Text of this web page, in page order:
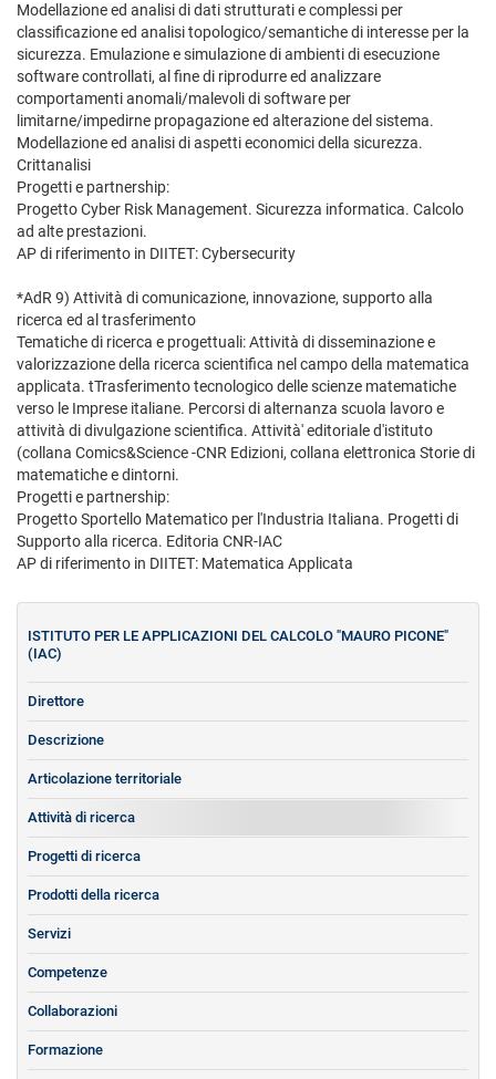
Modellazione ed analisi di dati strutturati e complessi per
classificazione ed analisi topologico/semantiche di interesse per la
sicurezza. Emulazione e simulazione di ambienti di esecuzione
software controllati, al fine di riprodurre ed analizzare
comportamenti anomali/malevoli di software per
limitarne/impedirne propagazione ed alterazione del sistema.
Modellazione ed analisi di aspetti economici della sicurezza.
Crittanalisi
Progetti e partnership:
Progetto Cyber Risk Management. Sicurezza informatica. Calcolo
ad alte prestazioni.
AP di riferimento in DIITET: Cybersecurity
*AdR 9) Attività di comunicazione, innovazione, supporto alla
ricerca ed al trasferimento
Tematiche di ricerca e progettuali: Attività di disseminazione e
valorizzazione della ricerca scientifica nel campo della matematica
applicata. tTrasferimento tecnologico delle scienze matematiche
verso le Imprese italiane. Percorsi di alternanza scuola lavoro e
attività di divulgazione scientifica. Attività' editoriale d'istituto
(collana Comics&Science -CNR Edizioni, collana elettronica Storie di
matematiche e dintorni.
Progetti e partnership:
Progetto Sportello Matematico per l'Industria Italiana. Progetti di
Supporto alla ricerca. Editoria CNR-IAC
AP di riferimento in DIITET: Matematica Applicata
ISTITUTO PER LE APPLICAZIONI DEL CALCOLO "MAURO PICONE"
(IAC)
Direttore
Descrizione
Articolazione territoriale
Attività di ricerca
Progetti di ricerca
Prodotti della ricerca
Servizi
Competenze
Collaborazioni
Formazione